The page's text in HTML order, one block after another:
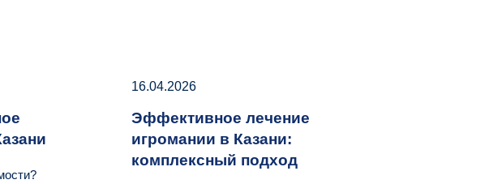
16.04.2026
Эффективное лечение
игромании в Казани:
комплексный подход